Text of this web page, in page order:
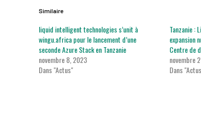
Similaire
liquid intelligent technologies s’unit à
wingu.africa pour le lancement d’une
seconde Azure Stack en Tanzanie
novembre 8, 2023
Dans "Actus"
Tanzanie :
expansion
Centre de
novembre
Dans